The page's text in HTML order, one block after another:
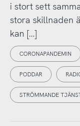
i stort sett
stora skillnaden
kan […]
CORONAPANDEMIN
PODDAR
STRÖMMANDE